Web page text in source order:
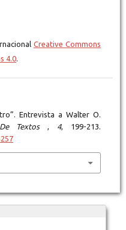
Creative Commons
4.0.
Entrevista a Walter O.
De Textos, 4, 199-213.